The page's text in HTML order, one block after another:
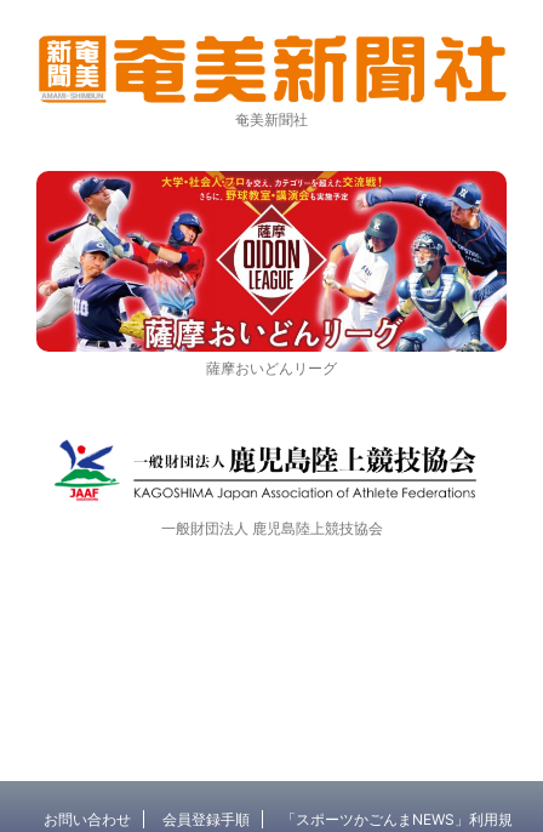
奄美新聞社
薩摩おいどんリーグ
一般財団法人 鹿児島陸上競技協会
お問い合わせ 会員登録手順 「スポーツかごんまNEWS」利用規